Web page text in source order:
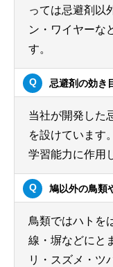
っては忌避剤以
ン・ワイヤーな
す。
忌避剤の効き
当社が開発した
を設けています
学習能力に作用
鳩以外の鳥類
鳥類ではハトを
線・塀などにと
リ・スズメ・ツ